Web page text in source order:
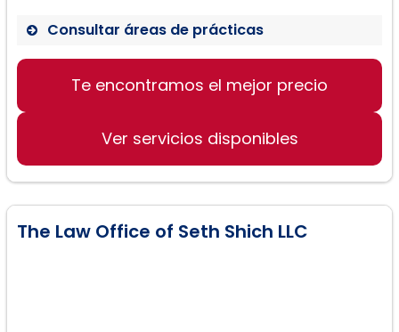
Consultar áreas de prácticas
Derecho de Familia
Divorcio
Te encontramos el mejor precio
Ver servicios disponibles
The Law Office of Seth Shich LLC